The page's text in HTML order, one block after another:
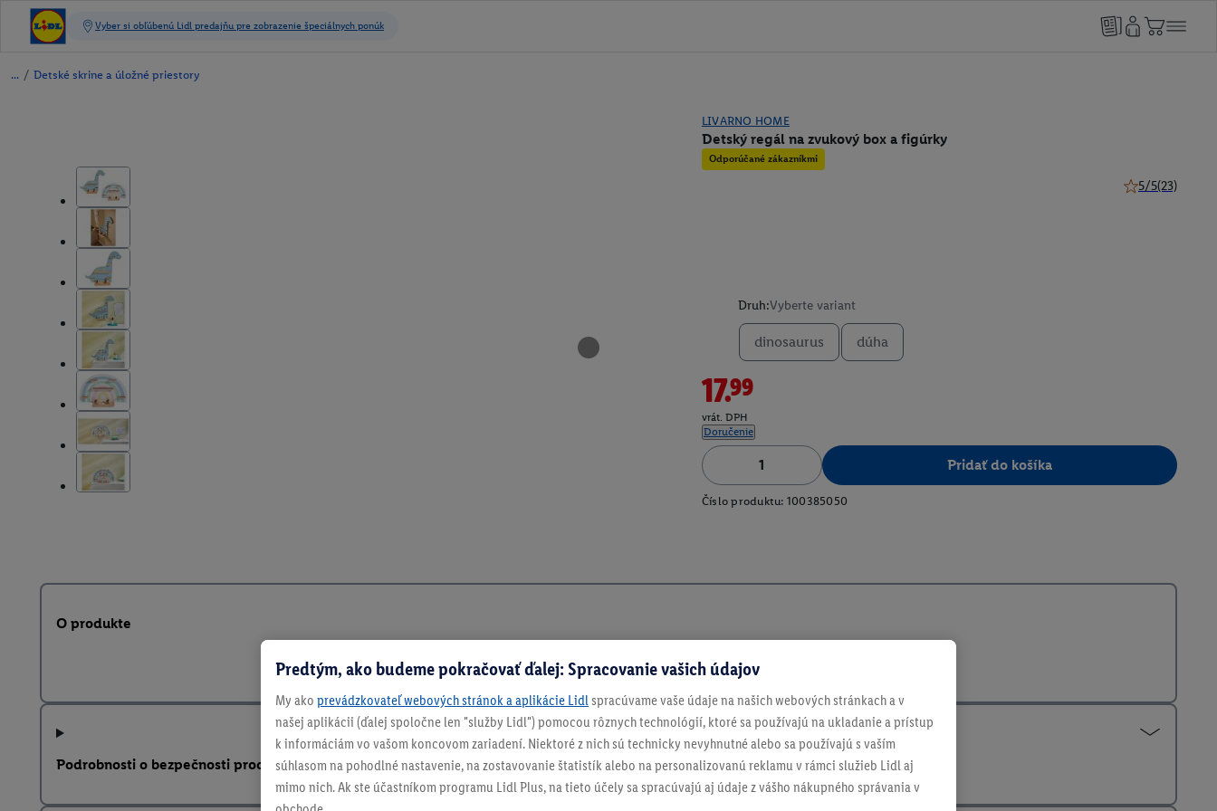
/ Detské skrine a úložné priestory
LIVARNO HOME
Detský regál na zvukový box a figúrky
Odporúčané zákazníkmi
5/5(23)
Druh:Vyberte variant
dinosaurus dúha
17.99
vrát. DPH
Doručenie
Pridať do košíka
Číslo produktu: 100385050
O produkte
Podrobnosti o bezpečnosti produktu
Predtým, ako budeme pokračovať ďalej: Spracovanie vašich údajov
My ako prevádzkovateľ webových stránok a aplikácie Lidl spracúvame vaše údaje na našich webových stránkach a v
našej aplikácii (ďalej spoločne len "služby Lidl") pomocou rôznych technológií, ktoré sa používajú na ukladanie a prístup
k informáciám vo vašom koncovom zariadení. Niektoré z nich sú technicky nevyhnutné alebo sa používajú s vaším
súhlasom na pohodlné nastavenie, na zostavovanie štatistík alebo na personalizovanú reklamu v rámci služieb Lidl aj
mimo nich. Ak ste účastníkom programu Lidl Plus, na tieto účely sa spracúvajú aj údaje z vášho nákupného správania v